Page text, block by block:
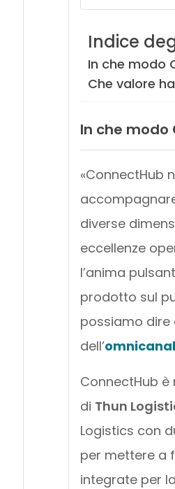
Indice
In che modo
Che valore
In che modo
«ConnectHub
diverse
eccellenze
l’anima
prodotto sul
possiamo dire
dell’
ConnectHub è
di Thun
Logistics con
per mettere a
integrate per